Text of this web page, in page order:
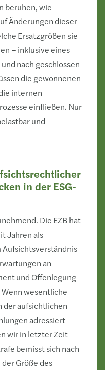
beruhen, wie
Änderungen dieser
Ersatzgrößen sie
– inklusive eines
nach geschlossen
die gewonnenen
internen
einfließen. Nur
und
in der ESG-
Die EZB hat
Jahren als
an
und Offenlegung
wesentliche
der aufsichtlichen
adressiert
wir in letzter Zeit
bemisst sich nach
Größe des